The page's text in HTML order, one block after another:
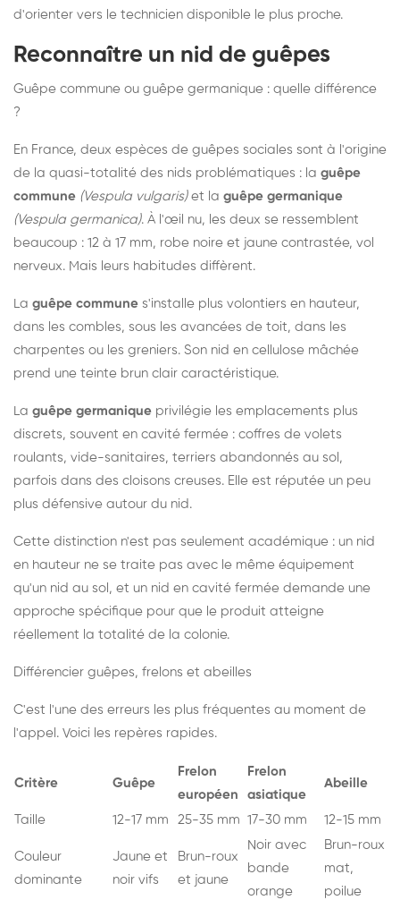
d'orienter vers le technicien disponible le plus proche.
Reconnaître un nid de guêpes
Guêpe commune ou guêpe germanique : quelle différence
?
En France, deux espèces de guêpes sociales sont à l'origine
de la quasi-totalité des nids problématiques : la guêpe
commune (Vespula vulgaris)et la guêpe germanique
(Vespula germanica). À l'œil nu, les deux se ressemblent
beaucoup : 12 à 17 mm, robe noire et jaune contrastée, vol
nerveux. Mais leurs habitudes diffèrent.
La guêpe commune s'installe plus volontiers en hauteur,
dans les combles, sous les avancées de toit, dans les
charpentes ou les greniers. Son nid en cellulose mâchée
prend une teinte brun clair caractéristique.
La guêpe germanique privilégie les emplacements plus
discrets, souvent en cavité fermée : coffres de volets
roulants, vide-sanitaires, terriers abandonnés au sol,
parfois dans des cloisons creuses. Elle est réputée un peu
plus défensive autour du nid.
Cette distinction n'est pas seulement académique : un nid
en hauteur ne se traite pas avec le même équipement
qu'un nid au sol, et un nid en cavité fermée demande une
approche spécifique pour que le produit atteigne
réellement la totalité de la colonie.
Différencier guêpes, frelons et abeilles
C'est l'une des erreurs les plus fréquentes au moment de
l'appel. Voici les repères rapides.
Critère Guêpe
Frelon
européen
Frelon
asiatique
Abeille
Taille 12-17 mm 25-35 mm 17-30 mm 12-15 mm
Couleur
dominante
Jaune et
noir vifs
Brun-roux
et jaune
Noir avec
bande
orange
Brun-roux
mat,
poilue